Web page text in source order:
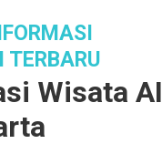
TERBARU
Wisata